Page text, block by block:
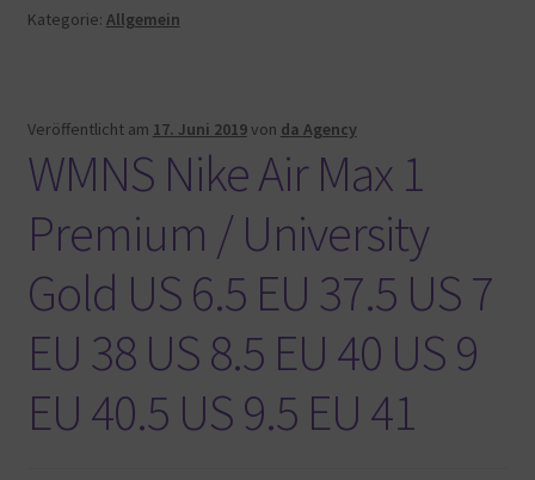
Kategorie: Allgemein
Veröffentlicht am 17. Juni 2019von da Agency
WMNS Nike Air Max 1
Premium / University
Gold US 6.5 EU 37.5 US 7
EU 38 US 8.5 EU 40 US 9
EU 40.5 US 9.5 EU 41